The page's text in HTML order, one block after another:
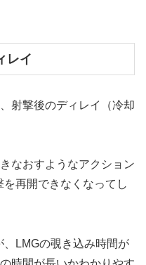
レイ
射撃後のディレイ（冷却
なおすようなアクション
再開できなくなってし
LMGの覗き込み時間が